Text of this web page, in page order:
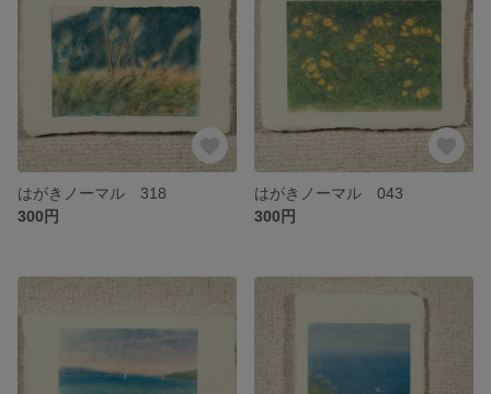
はがきノーマル 318
300円
はがきノーマル 043
300円